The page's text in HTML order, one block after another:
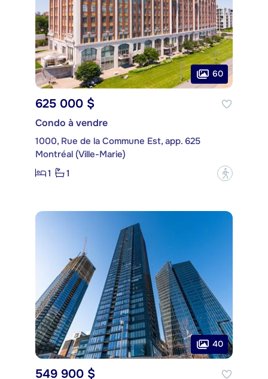
60
625 000 $
Condo à vendre
1000, Rue de la Commune Est, app. 625
Montréal (Ville-Marie)
1
1 ?
40
549 900 $